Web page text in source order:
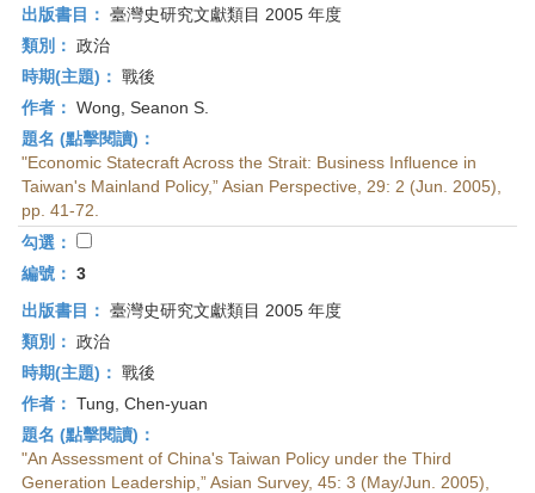
出版書目： 臺灣史研究文獻類目 2005 年度
類別： 政治
時期(主題)： 戰後
作者： Wong, Seanon S.
題名 (點擊閱讀)：
"Economic Statecraft Across the Strait: Business Influence in
Taiwan's Mainland Policy,” Asian Perspective, 29: 2 (Jun. 2005),
pp. 41-72.
勾選：
編號： 3
出版書目： 臺灣史研究文獻類目 2005 年度
類別： 政治
時期(主題)： 戰後
作者： Tung, Chen-yuan
題名 (點擊閱讀)：
"An Assessment of China's Taiwan Policy under the Third
Generation Leadership,” Asian Survey, 45: 3 (May/Jun. 2005),